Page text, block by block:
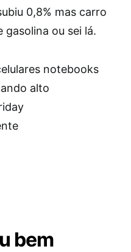
0,8% mas carro
gasolina ou sei lá.
notebooks
alto
bem